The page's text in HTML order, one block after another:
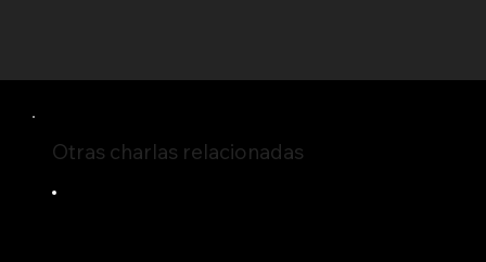
Otras charlas relacionadas